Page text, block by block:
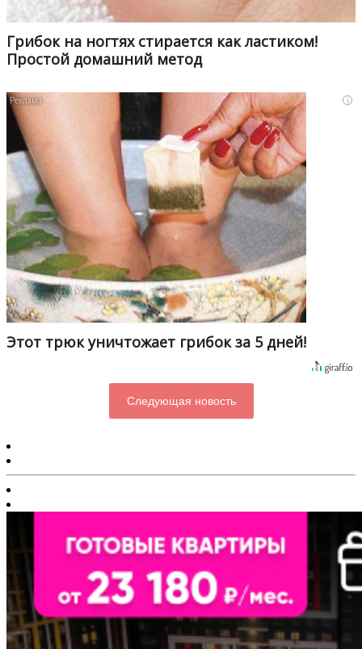
Грибок на ногтях стирается как ластиком!
Простой домашний метод
i
Этот трюк уничтожает грибок за 5 дней!
Следующая новость